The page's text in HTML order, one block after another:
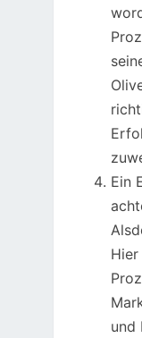
Ein
und